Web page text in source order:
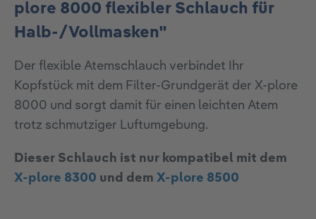
plore 8000 flexibler Schlauch für
Halb-/Vollmasken"
Der flexible Atemschlauch verbindet Ihr
Kopfstück mit dem Filter-Grundgerät der X-plore
8000 und sorgt damit für einen leichten Atem
trotz schmutziger Luftumgebung.
Dieser Schlauch ist nur kompatibel mit dem
X-plore 8300 und dem X-plore 8500